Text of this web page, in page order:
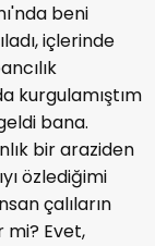
beni
içlerinde
kurgulamıştım
bana.
bir araziden
özlediğimi
çalıların
mi? Evet,